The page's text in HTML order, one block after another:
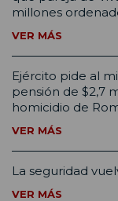
millones
VER MÁS
Ejército pide al
pensión de $2,7
homicidio de
VER MÁS
La seguridad
VER MÁS